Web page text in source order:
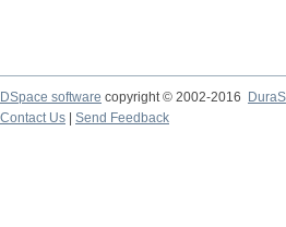
DSpace software copyright © 2002-2016
Contact Us
Send Feedback